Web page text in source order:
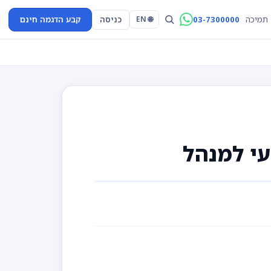
תמיכה 03-7300000
🌐 EN כניסה קבע הדגמה חינם
למנהל